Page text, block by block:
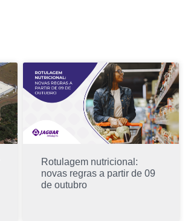
Rotulagem nutricional:
novas regras a partir de 09
de outubro